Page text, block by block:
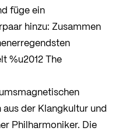
füge ein
hinzu: Zusammen
%u2012 The
aus der Klangkultur und
Philharmoniker. Die